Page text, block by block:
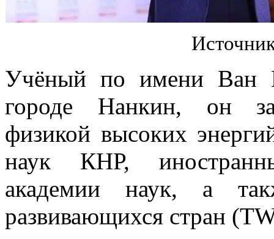
Учёный по имени Ван
городе Нанкин, он
физикой высоких
наук КНР,
академии наук, а
развивающихся стран